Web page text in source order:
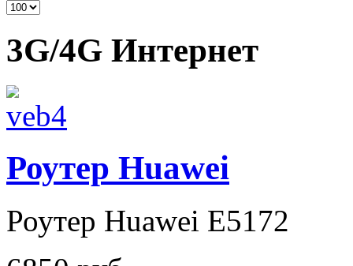
3G/4G Интернет
Роутер Huawei
Роутер Huawei E5172